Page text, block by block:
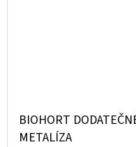
BIOHORT
METALÍZA